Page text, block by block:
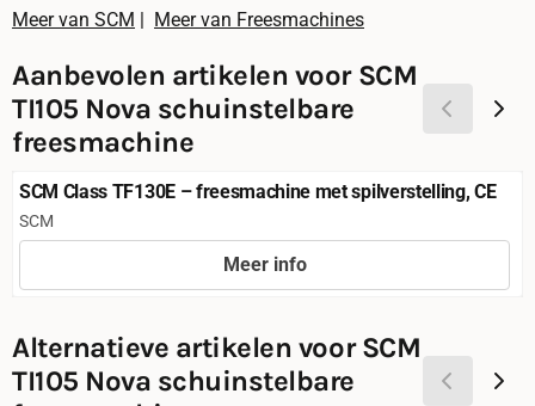
Meer van SCM | Meer van Freesmachines
Aanbevolen artikelen voor SCM
TI105 Nova schuinstelbare
freesmachine
SCM Class TF130E – freesmachine met spilverstelling, CE
Merk:
SCM
Meer info
Alternatieve artikelen voorSCM
TI105 Nova schuinstelbare